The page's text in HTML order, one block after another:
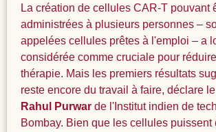
La création de cellules CAR-T pouvant
administrées à plusieurs personnes –
appelées cellules prêtes à l'emploi – a
considérée comme cruciale pour
thérapie. Mais les premiers résultats
reste encore du travail à faire, déclare
Rahul Purwarde l'Institut indien de
Bombay. Bien que les cellules puissent